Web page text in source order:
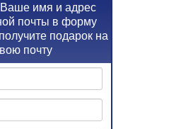
имя и адрес
почты в форму
подарок на
почту